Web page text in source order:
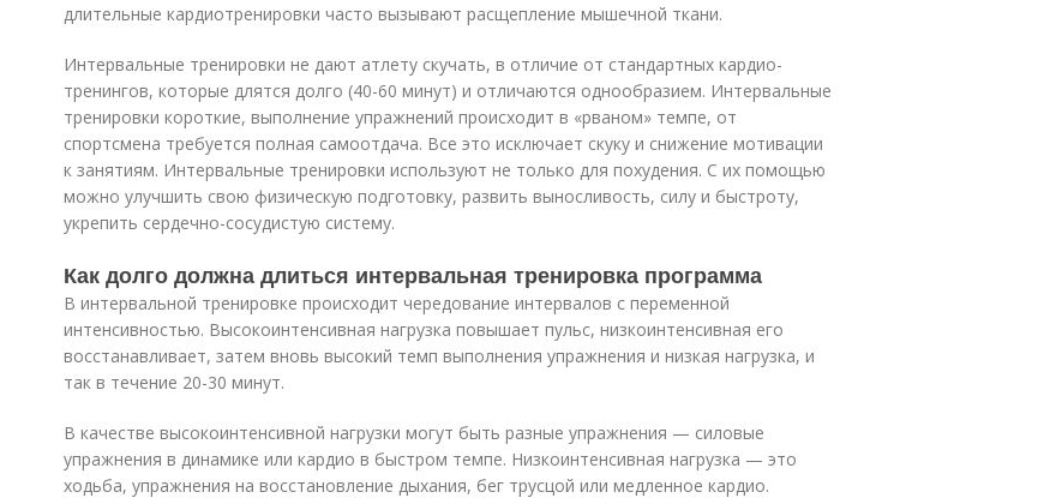
длительные кардиотренировки часто вызывают расщепление мышечной ткани.
Интервальные тренировки не дают атлету скучать, в отличие от стандартных кардио-
тренингов, которые длятся долго (40-60 минут) и отличаются однообразием. Интервальные
тренировки короткие, выполнение упражнений происходит в «рваном» темпе, от
спортсмена требуется полная самоотдача. Все это исключает скуку и снижение мотивации
к занятиям. Интервальные тренировки используют не только для похудения. С их помощью
можно улучшить свою физическую подготовку, развить выносливость, силу и быстроту,
укрепить сердечно-сосудистую систему.
Как долго должна длиться интервальная тренировка программа
В интервальной тренировке происходит чередование интервалов с переменной
интенсивностью. Высокоинтенсивная нагрузка повышает пульс, низкоинтенсивная его
восстанавливает, затем вновь высокий темп выполнения упражнения и низкая нагрузка, и
так в течение 20-30 минут.
В качестве высокоинтенсивной нагрузки могут быть разные упражнения — силовые
упражнения в динамике или кардио в быстром темпе. Низкоинтенсивная нагрузка — это
ходьба, упражнения на восстановление дыхания, бег трусцой или медленное кардио.